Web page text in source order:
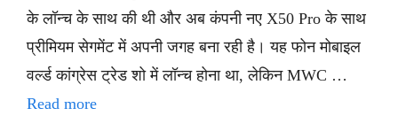
के लॉन्च के साथ की थी और अब कंपनी नए X50 Pro के साथ
प्रीमियम सेगमेंट में अपनी जगह बना रही है। यह फोन मोबाइल
वर्ल्ड कांग्रेस ट्रेड शो में लॉन्च होना था, लेकिन MWC …
Read more